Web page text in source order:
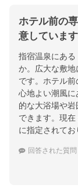
ホテル前の
意しています
指宿温泉にある
か。広大な敷
です。ホテル
心地よい潮風
的な大浴場や
できます。現
に指定されてお
回答された質問